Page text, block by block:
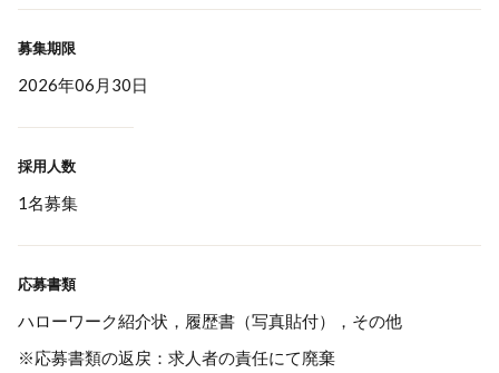
募集期限
2026年06月30日
採用人数
1名募集
応募書類
ハローワーク紹介状，履歴書（写真貼付），その他
※応募書類の返戻：求人者の責任にて廃棄